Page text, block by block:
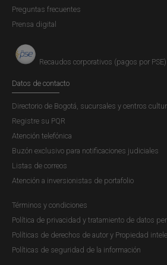
Preguntas frecuentes
Prensa digital
Recaudos corporativos (pagos por PSE)
Datos de contacto
Directorio de Bogotá, sucursales y centros
Registre su PQR
Atención telefónica
Buzón exclusivo para notificaciones judiciales
Listas de correos
Atención a inversionistas de portafolio
Términos y condiciones
Política de privacidad y tratamiento de datos
Políticas de derechos de autor y Propiedad
Políticas de seguridad de la información